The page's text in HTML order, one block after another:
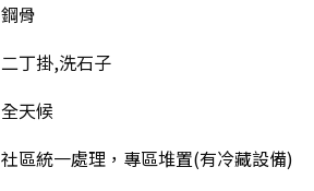
鋼骨
二丁掛,洗石子
全天候
社區統一處理，專區堆置(有冷藏設備)